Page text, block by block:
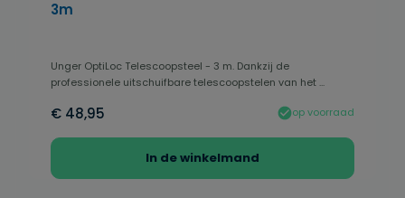
3m
Unger OptiLoc Telescoopsteel - 3 m. Dankzij de
professionele uitschuifbare telescoopstelen van het ...
€ 48,95 op voorraad
In de winkelmand